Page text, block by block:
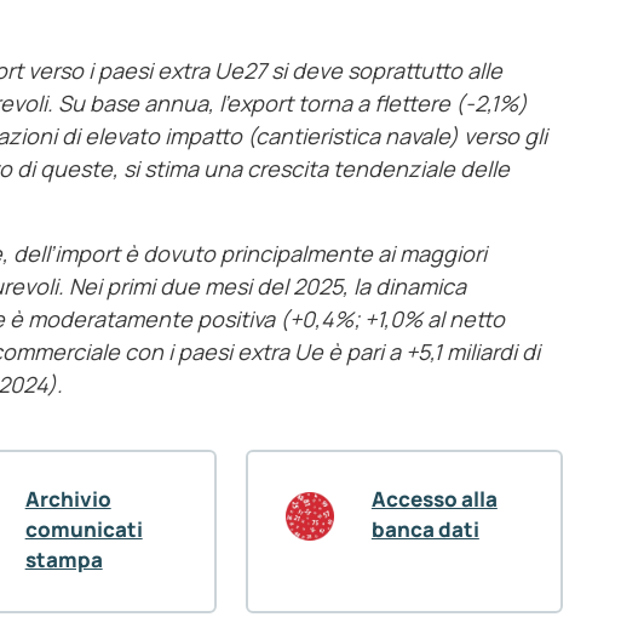
verso i paesi extra Ue27 si deve soprattutto alle
Su base annua, l’export torna a flettere (-2,1%)
di elevato impatto (cantieristica navale) verso gli
di queste, si stima una crescita tendenziale delle
dell’import è dovuto principalmente ai maggiori
Nei primi due mesi del 2025, la dinamica
moderatamente positiva (+0,4%; +1,0% al netto
con i paesi extra Ue è pari a +5,1 miliardi di
Archivio
comunicati
stampa
Accesso alla
banca dati